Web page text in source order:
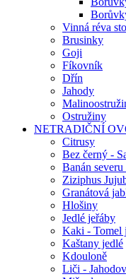
Vinná réva
Brusinky
Goji
Fíkovník
Dřín
Jahody
Ostružiny
NETRADIČNÍ
Citrusy
Bez černý -
Banán
Ziziphus
Granátová
Hlošiny
Jedlé jeřáby
Kaki - Tomel
Kaštany jedlé
Kdouloně
Liči -